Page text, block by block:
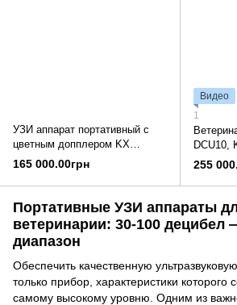
УЗИ аппарат портативный с
цветным допплером KX
DCU12, Kaixin
165 000.00грн
Видео
1
DCU10,
255
Портативные УЗИ аппараты
ветеринарии: 30-100 децибел
диапазон
Обеспечить качественную
только прибор, характеристики которого
самому высокому уровню. Одним из